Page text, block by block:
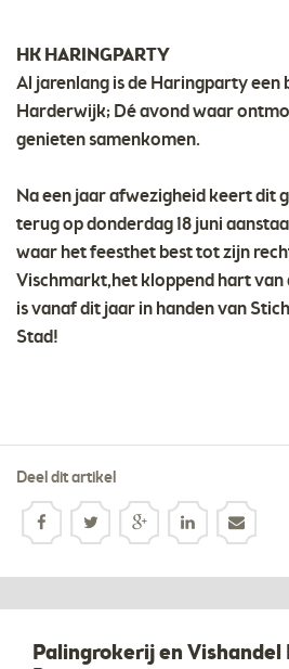
HK HARINGPARTY
Al jarenlang is de Haringparty een
Harderwijk; Dé avond waar
genieten samenkomen.
Na een jaar afwezigheid keert dit
terug op donderdag 18 juni
waar het feesthet best tot zijn
Vischmarkt,het kloppend hart van
is vanaf dit jaar in handen van
Stad!
Deel dit artikel
Palingrokerij en Vishandel